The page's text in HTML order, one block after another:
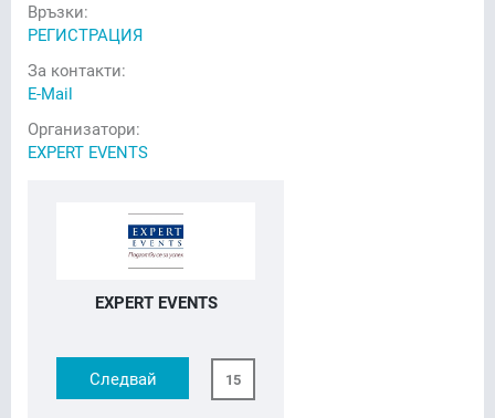
Връзки:
РЕГИСТРАЦИЯ
За контакти:
E-Mail
Организатори:
EXPERT EVENTS
EXPERT EVENTS
Следвай 15